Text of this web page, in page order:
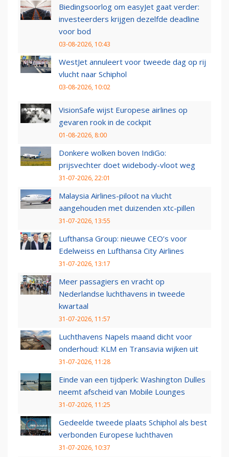
Biedingsoorlog om easyJet gaat verder:
investeerders krijgen dezelfde deadline
voor bod
03-08-2026, 10:43
WestJet annuleert voor tweede dag op rij
vlucht naar Schiphol
03-08-2026, 10:02
VisionSafe wijst Europese airlines op
gevaren rook in de cockpit
01-08-2026, 8:00
Donkere wolken boven IndiGo:
prijsvechter doet widebody-vloot weg
31-07-2026, 22:01
Malaysia Airlines-piloot na vlucht
aangehouden met duizenden xtc-pillen
31-07-2026, 13:55
Lufthansa Group: nieuwe CEO’s voor
Edelweiss en Lufthansa City Airlines
31-07-2026, 13:17
Meer passagiers en vracht op
Nederlandse luchthavens in tweede
kwartaal
31-07-2026, 11:57
Luchthavens Napels maand dicht voor
onderhoud: KLM en Transavia wijken uit
31-07-2026, 11:28
Einde van een tijdperk: Washington Dulles
neemt afscheid van Mobile Lounges
31-07-2026, 11:25
Gedeelde tweede plaats Schiphol als best
verbonden Europese luchthaven
31-07-2026, 10:37